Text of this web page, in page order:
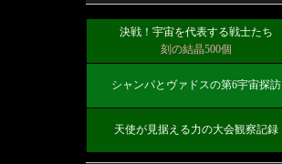
決戦！宇宙を代表する戦士たち
刻の結晶500個
シャンパとヴァドスの第6宇宙探訪
天使が見据える力の大会観察記録